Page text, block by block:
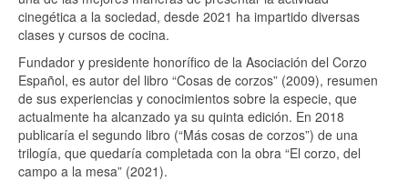
cinegética a la sociedad, desde 2021 ha impartido diversas
clases y cursos de cocina.
Fundador y presidente honorífico de la Asociación del Corzo
Español, es autor del libro “Cosas de corzos” (2009), resumen
de sus experiencias y conocimientos sobre la especie, que
actualmente ha alcanzado ya su quinta edición. En 2018
publicaría el segundo libro (“Más cosas de corzos”) de una
trilogía, que quedaría completada con la obra “El corzo, del
campo a la mesa” (2021).